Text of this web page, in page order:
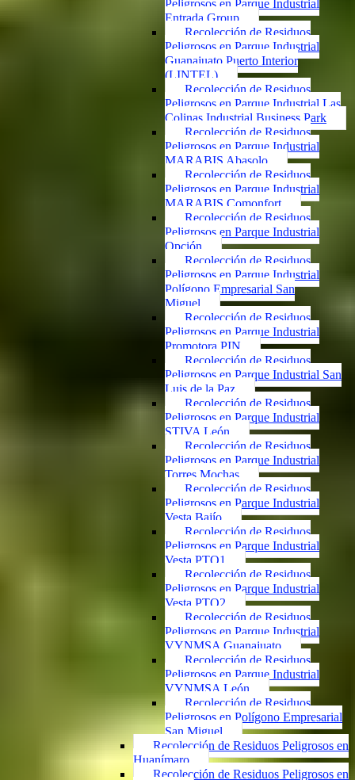
Peligrosos en Parque Industrial
Entrada Group
Recolección de Residuos
Peligrosos en Parque Industrial
Guanajuato Puerto Interior
(LINTEL)
Recolección de Residuos
Peligrosos en Parque Industrial Las
Colinas Industrial Business Park
Recolección de Residuos
Peligrosos en Parque Industrial
MARABIS Abasolo
Recolección de Residuos
Peligrosos en Parque Industrial
MARABIS Comonfort
Recolección de Residuos
Peligrosos en Parque Industrial
Opción
Recolección de Residuos
Peligrosos en Parque Industrial
Polígono Empresarial San
Miguel
Recolección de Residuos
Peligrosos en Parque Industrial
Promotora PIN
Recolección de Residuos
Peligrosos en Parque Industrial San
Luis de la Paz
Recolección de Residuos
Peligrosos en Parque Industrial
STIVA León
Recolección de Residuos
Peligrosos en Parque Industrial
Torres Mochas
Recolección de Residuos
Peligrosos en Parque Industrial
Vesta Bajío
Recolección de Residuos
Peligrosos en Parque Industrial
Vesta PTO1
Recolección de Residuos
Peligrosos en Parque Industrial
Vesta PTO2
Recolección de Residuos
Peligrosos en Parque Industrial
VYNMSA Guanajuato
Recolección de Residuos
Peligrosos en Parque Industrial
VYNMSA León
Recolección de Residuos
Peligrosos en Polígono Empresarial
San Miguel
Recolección de Residuos Peligrosos en
Huanímaro
Recolección de Residuos Peligrosos en